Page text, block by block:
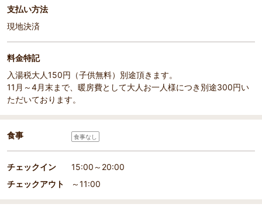
支払い方法
現地決済
料金特記
入湯税大人150円（子供無料）別途頂きます。
11月～4月末まで、暖房費として大人お一人様につき別途300円い
ただいております。
食事 食事なし
チェックイン
15:00～20:00
チェックアウト
～11:00